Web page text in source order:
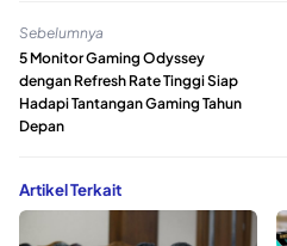
Sebelumnya
5 Monitor Gaming Odyssey
dengan Refresh Rate Tinggi Siap
Hadapi Tantangan Gaming Tahun
Depan
Artikel Terkait